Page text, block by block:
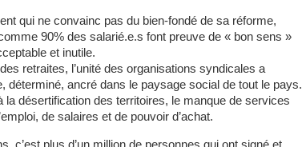
qui ne convainc pas du bien-fondé de sa réforme,
90% des salarié.e.s font preuve de « bon sens »
et inutile.
retraites, l’unité des organisations syndicales a
déterminé, ancré dans le paysage social de tout le pays.
la désertification des territoires, le manque de services
de salaires et de pouvoir d’achat.